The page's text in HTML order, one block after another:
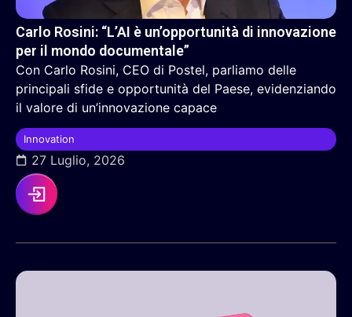
Carlo Rosini: “L’AI è un’opportunità di innovazione
per il mondo documentale”
Con Carlo Rosini, CEO di Postel, parliamo delle
principali sfide e opportunità del Paese, evidenziando
il valore di un’innovazione capace
Innovation
27 Luglio, 2026